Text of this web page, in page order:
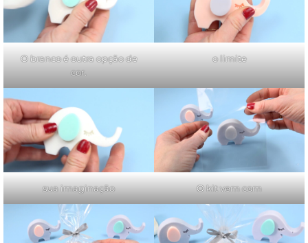
O branco é outra opção de
cor.
o limite
sua imaginação O kit vem com